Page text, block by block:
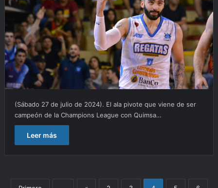
(Sábado 27 de julio de 2024). El ala pivote que viene de ser
campeón de la Champions League con Quimsa…
Leer más